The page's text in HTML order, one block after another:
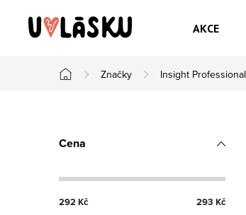
AKCE
Domů
Značky Insight Professional
Postranní panel
Cena
292Kč 293 Kč